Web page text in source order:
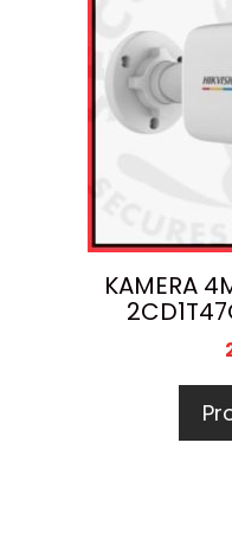
KAMERA